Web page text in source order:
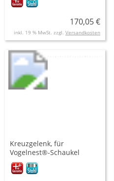
170,05 €
inkl. 19 % MwSt. zzgl. Versandkosten
Kreuzgelenk, für
Vogelnest®-Schaukel